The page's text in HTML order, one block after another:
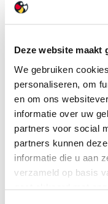
Deze website maakt
We gebruiken
personaliseren, om
en om ons
informatie over uw
partners voor social
partners kunnen
informatie die u aan
verzameld op basis
gaat akkoord met